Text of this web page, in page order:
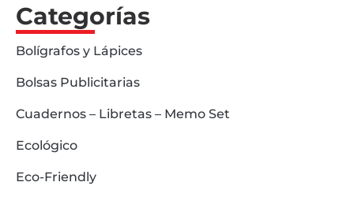
Categorías
Bolígrafos y Lápices
Bolsas Publicitarias
Cuadernos – Libretas – Memo Set
Ecológico
Eco-Friendly